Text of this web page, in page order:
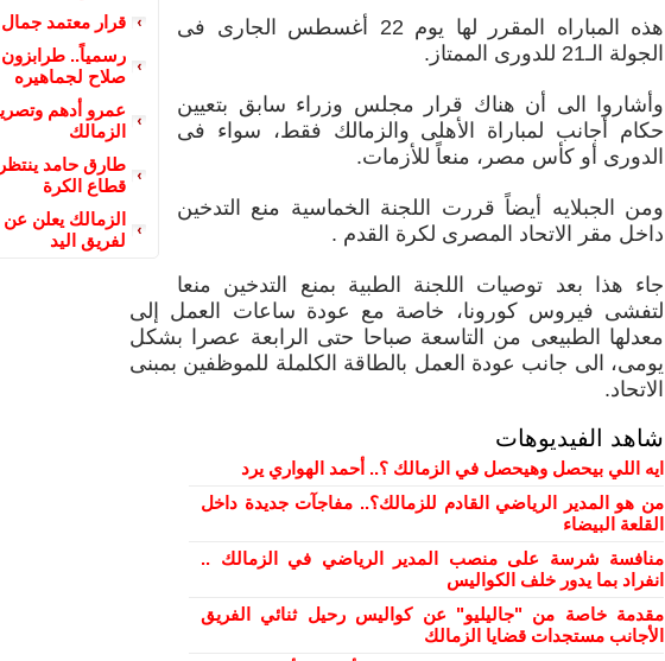
قرار معتمد
رسمياً..
صلاح لجماهيره
عمرو أدهم
الزمالك
طارق حامد
قطاع الكرة
الزمالك يعلن
لفريق اليد
هذه المباراه المقرر لها يوم 22 أغسطس الجارى فى
الجولة الـ21 للدورى الممتاز.
وأشاروا الى أن هناك قرار مجلس وزراء سابق بتعيين
حكام أجانب لمباراة الأهلى والزمالك فقط، سواء فى
الدورى أو كأس مصر، منعاً للأزمات.
ومن الجبلايه أيضاً قررت اللجنة الخماسية منع التدخين
داخل مقر الاتحاد المصرى لكرة القدم .
جاء هذا بعد توصيات اللجنة الطبية بمنع التدخين منعا
لتفشى فيروس كورونا، خاصة مع عودة ساعات العمل إلى
معدلها الطبيعى من التاسعة صباحا حتى الرابعة عصرا بشكل
يومى، الى جانب عودة العمل بالطاقة الكلملة للموظفين بمبنى
الاتحاد.
شاهد الفيديوهات
ايه اللي بيحصل وهيحصل في الزمالك ؟.. أحمد الهواري يرد
من هو المدير الرياضي القادم للزمالك؟.. مفاجآت جديدة داخل
القلعة البيضاء
منافسة شرسة على منصب المدير الرياضي في الزمالك ..
انفراد بما يدور خلف الكواليس
مقدمة خاصة من "جاليليو" عن كواليس رحيل ثنائي الفريق
الأجانب مستجدات قضايا الزمالك